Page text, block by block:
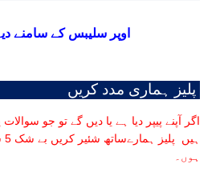
اوپر سلیبس کے سامنے
پلیز ہماری مدد کریں
اگر آپنے پیپر دیا ہے یا دیں گے تو جو سوالات
ہوں۔